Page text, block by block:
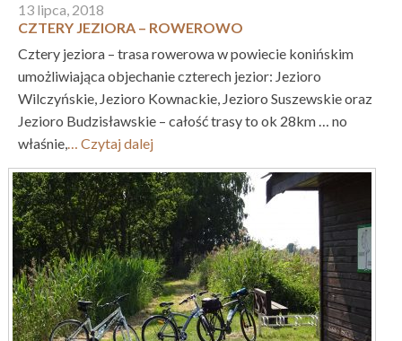
13 lipca, 2018
CZTERY JEZIORA – ROWEROWO
Cztery jeziora – trasa rowerowa w powiecie konińskim
umożliwiająca objechanie czterech jezior: Jezioro
Wilczyńskie, Jezioro Kownackie, Jezioro Suszewskie oraz
Jezioro Budzisławskie – całość trasy to ok 28km … no
właśnie,… Czytaj dalej